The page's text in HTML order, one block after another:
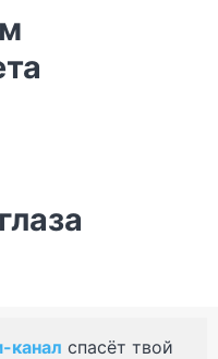
канал спасёт твой